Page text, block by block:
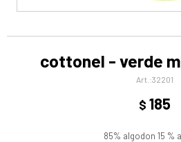
cottonel - verde
32201
$ 185
85% algodon 15 %